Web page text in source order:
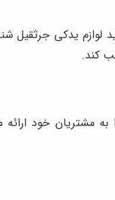
لوازم یدکی
کند.
خود ارائه